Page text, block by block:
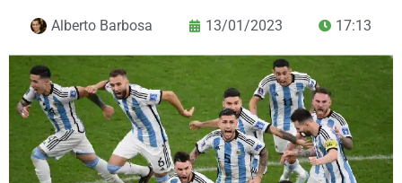
Alberto Barbosa 13/01/2023 17:13